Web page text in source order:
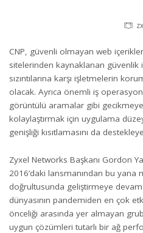
CNP, güvenli olmayan web
sitelerinden kaynaklanan güvenlik
sızıntılarına karşı işletmelerin
olacak. Ayrıca önemli iş
görüntülü aramalar gibi
kolaylaştırmak için uygulama
genişliği kısıtlamasını da
Zyxel Networks Başkanı Gordon
2016’daki lansmanından bu yana
doğrultusunda geliştirmeye
dünyasının pandemiden en çok
önceliği arasında yer almayan
uygun çözümleri tutarlı bir ağ